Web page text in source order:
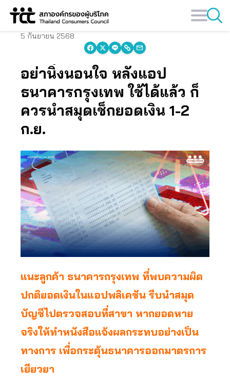
Skip
content
5 กันยายน 2568
อย่านิ่งนอนใจ หลังแอป
ธนาคารกรุงเทพ ใช้ได้แล้ว ก็
ควรนำสมุดเช็กยอดเงิน 1-2
ก.ย.
แนะลูกค้า ธนาคารกรุงเทพ ที่พบความผิด
ปกติยอดเงินในแอปพลิเคชัน รีบนำสมุด
บัญชีไปตรวจสอบที่สาขา หากยอดหาย
จริงให้ทำหนังสือแจ้งผลกระทบอย่างเป็น
ทางการ เพื่อกระตุ้นธนาคารออกมาตรการ
เยียวยา